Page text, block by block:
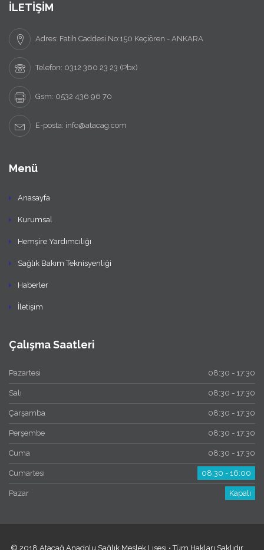
İLETİŞİM
Adres: Fatih Caddesi No:150 Keçiören - ANKARA
Telefon: 0312 360 23 23 (Pbx)
Gsm: 0532 436 96 70
E-posta: info@atacag.com
Menü
Anasayfa
Kurumsal
Hemşire Yardımcılığı
Sağlık Bakım Teknisyenliği
Haberler
İletişim
Çalışma Saatleri
Pazartesi 08:30 - 17:30
Salı 08:30 - 17:30
Çarşamba 08:30 - 17:30
Perşembe 08:30 - 17:30
Cuma 08:30 - 17:30
Cumartesi 08:30 - 16:00
Pazar Kapalı
© 2018 Ataçağ Anadolu Sağlık Meslek Lisesi • Tüm Hakları Saklıdır